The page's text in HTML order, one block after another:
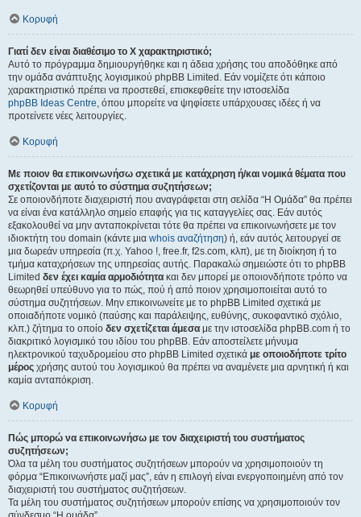
Κορυφή
Γιατί δεν είναι διαθέσιμο το Χ χαρακτηριστικό;
Αυτό το πρόγραμμα δημιουργήθηκε και η άδεια χρήσης του αποδόθηκε από
την ομάδα ανάπτυξης λογισμικού phpBB Limited. Εάν νομίζετε ότι κάποιο
χαρακτηριστικό πρέπει να προστεθεί, επισκεφθείτε την ιστοσελίδα
phpBB Ideas Centre, όπου μπορείτε να ψηφίσετε υπάρχουσες ιδέες ή να
προτείνετε νέες λειτουργίες.
Κορυφή
Με ποιον θα επικοινωνήσω σχετικά με κατάχρηση ή/και νομικά θέματα που
σχετίζονται με αυτό το σύστημα συζητήσεων;
Σε οποιονδήποτε διαχειριστή που αναγράφεται στη σελίδα “Η Ομάδα” θα πρέπει
να είναι ένα κατάλληλο σημείο επαφής για τις καταγγελίες σας. Εάν αυτός
εξακολουθεί να μην ανταποκρίνεται τότε θα πρέπει να επικοινωνήσετε με τον
ιδιοκτήτη του domain (κάντε μια whois αναζήτηση) ή, εάν αυτός λειτουργεί σε
μια δωρεάν υπηρεσία (π.χ. Yahoo !, free.fr, f2s.com, κλπ), με τη διοίκηση ή το
τμήμα καταχρήσεων της υπηρεσίας αυτής. Παρακαλώ σημειώστε ότι το phpBB
Limited δεν έχει καμία αρμοδιότητα και δεν μπορεί με οποιονδήποτε τρόπο να
θεωρηθεί υπεύθυνο για το πώς, πού ή από ποιον χρησιμοποιείται αυτό το
σύστημα συζητήσεων. Μην επικοινωνείτε με το phpBB Limited σχετικά με
οποιαδήποτε νομικό (παύσης και παράλειψης, ευθύνης, συκοφαντικό σχόλιο,
κλπ.) ζήτημα το οποίο δεν σχετίζεται άμεσα με την ιστοσελίδα phpBB.com ή το
διακριτικό λογισμικό του ιδίου του phpBB. Εάν αποστείλετε μήνυμα
ηλεκτρονικού ταχυδρομείου στο phpBB Limited σχετικά με οποιοδήποτε τρίτο
μέρος χρήσης αυτού του λογισμικού θα πρέπει να αναμένετε μια αρνητική ή και
καμία ανταπόκριση.
Κορυφή
Πώς μπορώ να επικοινωνήσω με τον διαχειριστή του συστήματος
συζητήσεων;
Όλα τα μέλη του συστήματος συζητήσεων μπορούν να χρησιμοποιούν τη
φόρμα “Επικοινωνήστε μαζί μας”, εάν η επιλογή είναι ενεργοποιημένη από τον
διαχειριστή του συστήματος συζητήσεων.
Τα μέλη του συστήματος συζητήσεων μπορούν επίσης να χρησιμοποιούν τον